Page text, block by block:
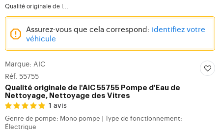
Qualité originale de l...
Assurez-vous que cela correspond: identifiez votre
véhicule
Marque: AIC
Réf. 55755
Qualité originale de l'AIC 55755 Pompe d'Eau de
Nettoyage, Nettoyage des Vitres
1 avis
Genre de pompe: Mono pompe
Type de fonctionnement:
Électrique